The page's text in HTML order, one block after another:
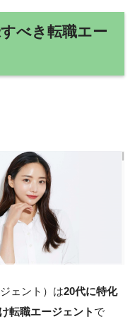
べき転職エー
ェント）は20代に特化
転職エージェント で